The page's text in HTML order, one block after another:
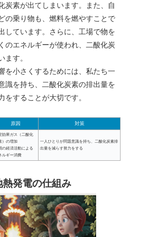
炭素が出てしまいます。また、自
の乗り物も、燃料を燃やすことで
しています。さらに、工場で物を
のエネルギーが使われ、二酸化炭
ます。
を小さくするためには、私たち一
識を持ち、二酸化炭素の排出量を
をすることが大切です。
原因 対策
効果ガス（二酸化
）の増加
の経済活動による
ルギー消費
一人ひとりが問題意識を持ち、二酸化炭素排
出量を減らす努力をする
熱発電の仕組み